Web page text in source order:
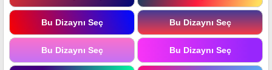
Bu Dizaynı Seç Bu Dizaynı Seç
Bu Dizaynı Seç Bu Dizaynı Seç